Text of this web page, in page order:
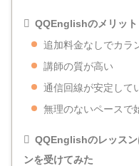
QQEnglishのメリット
追加料金なしでカラ
講師の質が高い
通信回線が安定して
無理のないペースで
QQEnglishのレッスン
ンを受けてみた